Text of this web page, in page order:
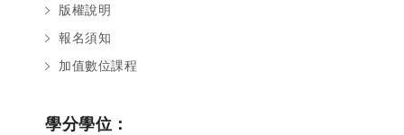
版權說明
報名須知
加值數位課程
學分學位：